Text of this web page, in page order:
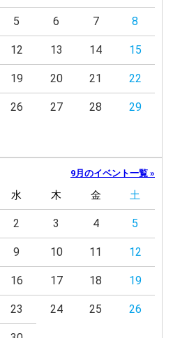
5 6 7 8
12 13 14 15
19 20 21 22
26 27 28 29
9月のイベント一覧 »
水 木 金 土
2 3 4 5
9 10 11 12
16 17 18 19
23 24 25 26